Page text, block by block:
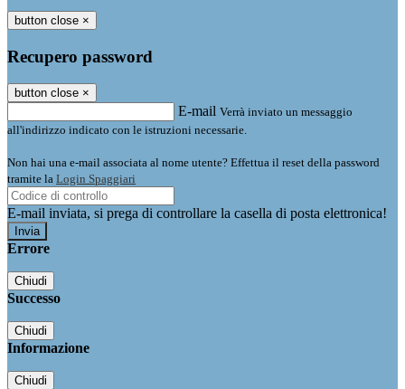
button close ×
Recupero password
button close ×
E-mail Verrà inviato un messaggio
all'indirizzo indicato con le istruzioni necessarie.
Non hai una e-mail associata al nome utente? Effettua il reset della password
tramite la Login Spaggiari
E-mail inviata, si prega di controllare la casella di posta elettronica!
Errore
Chiudi
Successo
Chiudi
Informazione
Chiudi